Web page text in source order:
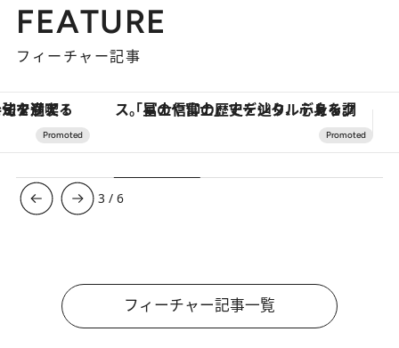
FEATURE
フィーチャー記事
「星のや富士」でデジタルデトックス。冨士信仰の歴史を辿り、心身を調える。 【銀座で出合う最旬美容】美髪ケアや上質
3 /6
フィーチャー記事一覧